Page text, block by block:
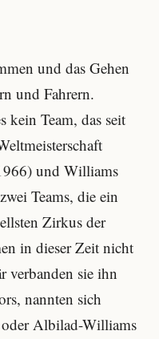
und das Gehen
und Fahrern.
kein Team, das seit
und Williams
Teams, die ein
Zirkus der
in dieser Zeit nicht
verbanden sie ihn
nannten sich
Albilad-Williams